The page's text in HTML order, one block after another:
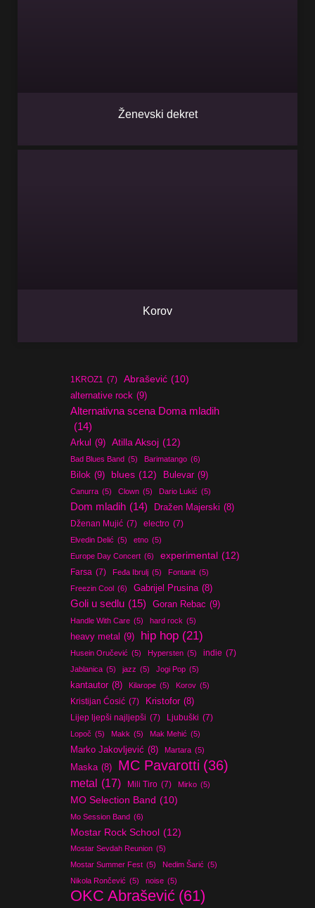
Ženevski dekret
Korov
1KROZ1 (7) Abrašević (10)
alternative rock (9)
Alternativna scena Doma mladih
(14)
Arkul (9) Atilla Aksoj (12)
Bad Blues Band (5) Barimatango (6)
Bilok (9) blues (12) Bulevar (9)
Canurra (5) Clown (5) Dario Lukić (5)
Dom mladih (14) Dražen Majerski (8)
Dženan Mujić (7) electro (7)
Elvedin Delić (5) etno (5)
Europe Day Concert (6) experimental (12)
Farsa (7) Feđa Ibrulj (5) Fontanit (5)
Freezin Cool (6) Gabrijel Prusina (8)
Goli u sedlu (15) Goran Rebac (9)
Handle With Care (5) hard rock (5)
heavy metal (9) hip hop (21)
Husein Oručević (5) Hypersten (5) indie (7)
Jablanica (5) jazz (5) Jogi Pop (5)
kantautor (8) Kilarope (5) Korov (5)
Kristijan Ćosić (7) Kristofor (8)
Lijep ljepši najljepši (7) Ljubuški (7)
Lopoč (5) Makk (5) Mak Mehić (5)
Marko Jakovljević (8) Martara (5)
Maska (8) MC Pavarotti (36)
metal (17) Mili Tiro (7) Mirko (5)
MO Selection Band (10)
Mo Session Band (6)
Mostar Rock School (12)
Mostar Sevdah Reunion (5)
Mostar Summer Fest (5) Nedim Šarić (5)
Nikola Rončević (5) noise (5)
OKC Abrašević (61)